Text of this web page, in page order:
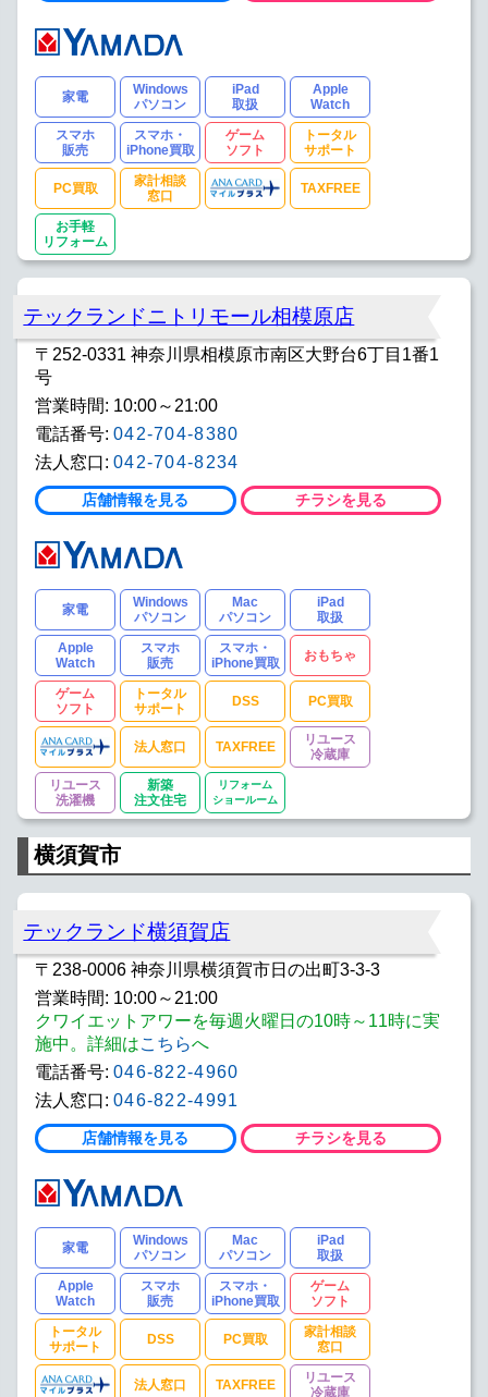
家電
Windows
パソコン
iPad
取扱
Apple
Watch
スマホ
販売
スマホ・
iPhone買取
ゲーム
ソフト
トータル
サポート
PC買取
家計相談
窓口
TAXFREE
お手軽
リフォーム
テックランドニトリモール相模原店
〒252-0331 神奈川県相模原市南区大野台6丁目1番1
号
営業時間: 10:00～21:00
電話番号: 042-704-8380
法人窓口: 042-704-8234
店舗情報を見る チラシを見る
家電
Windows
パソコン
Mac
パソコン
iPad
取扱
Apple
Watch
スマホ
販売
スマホ・
iPhone買取
おもちゃ
ゲーム
ソフト
トータル
サポート
DSS PC買取
法人窓口 TAXFREE
リユース
冷蔵庫
リユース
洗濯機
新築
注文住宅
リフォーム
ショールーム
横須賀市
テックランド横須賀店
〒238-0006 神奈川県横須賀市日の出町3-3-3
営業時間: 10:00～21:00
クワイエットアワーを毎週火曜日の10時～11時に実
施中。詳細はこちらへ
電話番号: 046-822-4960
法人窓口: 046-822-4991
店舗情報を見る チラシを見る
家電
Windows
パソコン
Mac
パソコン
iPad
取扱
Apple
Watch
スマホ
販売
スマホ・
iPhone買取
ゲーム
ソフト
トータル
サポート
DSS PC買取
家計相談
窓口
法人窓口 TAXFREE
リユース
冷蔵庫